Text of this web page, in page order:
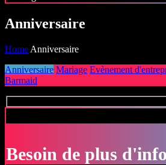
Anniversaire
Home Anniversaire
Anniversaire Mariage Evènement
Barmaid
Besoin de plus